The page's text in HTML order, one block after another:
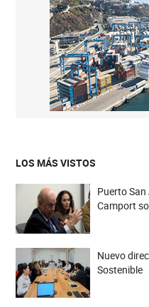
LOS MÁS VISTOS
Puerto
Camport
Nuevo
Sostenible